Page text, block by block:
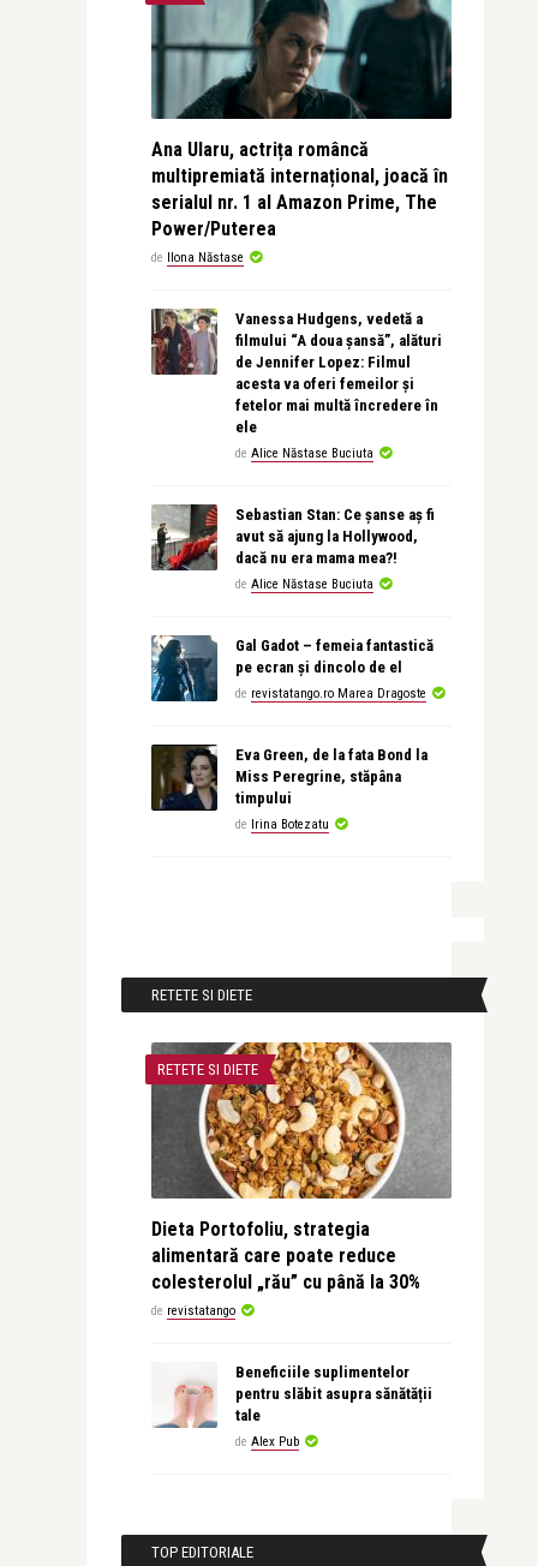
Ana Ularu, actrița româncă
multipremiată internațional, joacă în
serialul nr. 1 al Amazon Prime, The
Power/Puterea
de Ilona Năstase
Vanessa Hudgens, vedetă a
filmului “A doua șansă”, alături
de Jennifer Lopez: Filmul
acesta va oferi femeilor și
fetelor mai multă încredere în
ele
de Alice Năstase Buciuta
Sebastian Stan: Ce șanse aș fi
avut să ajung la Hollywood,
dacă nu era mama mea?!
de Alice Năstase Buciuta
Gal Gadot – femeia fantastică
pe ecran și dincolo de el
de revistatango.ro Marea Dragoste
Eva Green, de la fata Bond la
Miss Peregrine, stăpâna
timpului
de Irina Botezatu
RETETE SI DIETE
RETETE SI DIETE
Dieta Portofoliu, strategia
alimentară care poate reduce
colesterolul „rău” cu până la 30%
de revistatango
Beneficiile suplimentelor
pentru slăbit asupra sănătății
tale
de Alex Pub
TOP EDITORIALE